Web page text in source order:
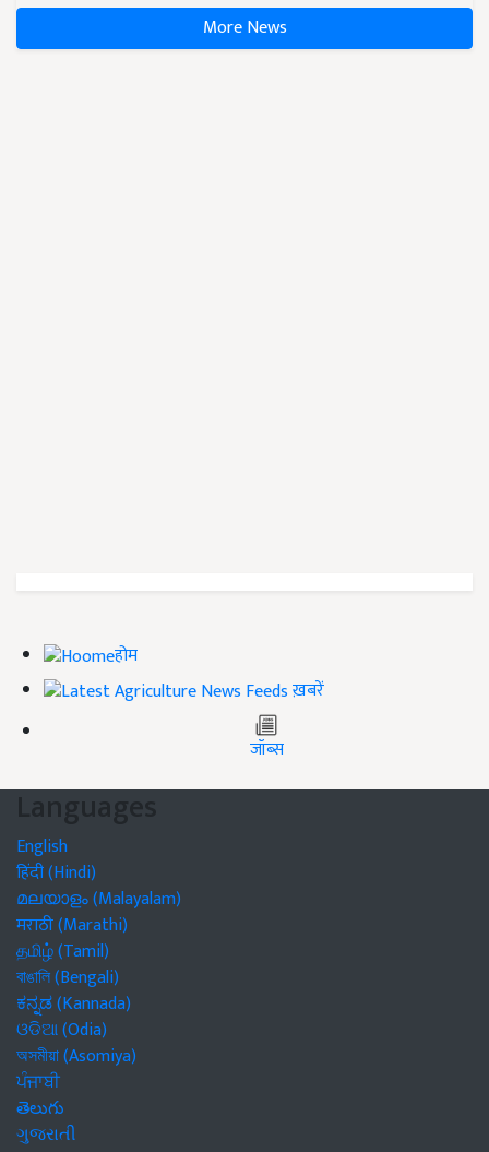
More News
होम
ख़बरें
जॉब्स
Languages
English
हिंदी (Hindi)
മലയാളം (Malayalam)
मराठी (Marathi)
தமிழ் (Tamil)
বাঙালি (Bengali)
ಕನ್ನಡ (Kannada)
ଓଡିଆ (Odia)
অসমীয়া (Asomiya)
ਪੰਜਾਬੀ
తెలుగు
ગુજરાતી